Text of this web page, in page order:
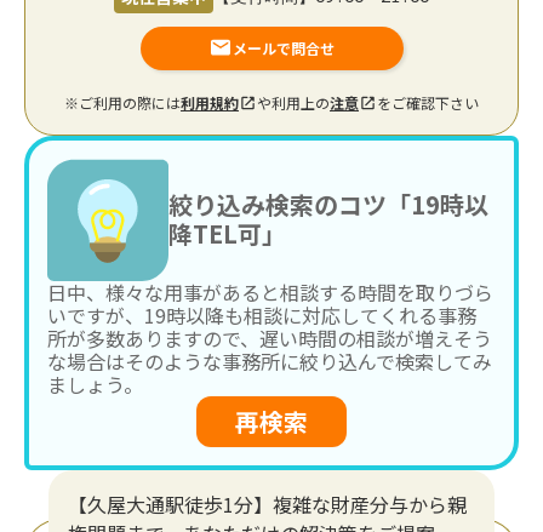
メールで問合せ
※ご利用の際には利用規約 や利用上の注意 をご確認下さい
絞り込み検索のコツ「19時以
降TEL可」
日中、様々な用事があると相談する時間を取りづら
いですが、19時以降も相談に対応してくれる事務
所が多数ありますので、遅い時間の相談が増えそう
な場合はそのような事務所に絞り込んで検索してみ
ましょう。
再検索
【久屋大通駅徒歩1分】複雑な財産分与から親